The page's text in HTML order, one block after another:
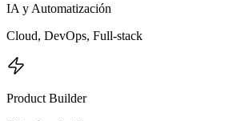
IA y Automatización
Cloud, DevOps, Full-stack
Product Builder